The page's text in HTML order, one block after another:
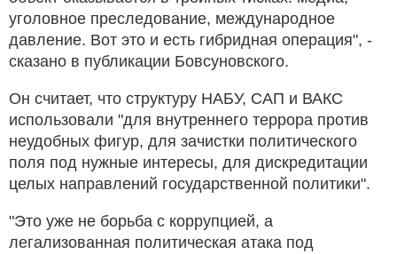
уголовное преследование, международное
давление. Вот это и есть гибридная операция", -
сказано в публикации Бовсуновского.
Он считает, что структуру НАБУ, САП и ВАКС
использовали "для внутреннего террора против
неудобных фигур, для зачистки политического
поля под нужные интересы, для дискредитации
целых направлений государственной политики".
"Это уже не борьба с коррупцией, а
легализованная политическая атака под